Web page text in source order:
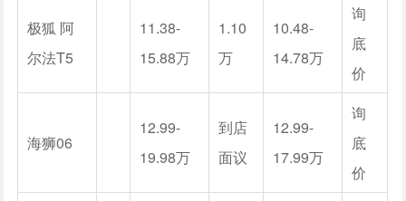
极狐 阿
尔法T5
11.38-
15.88万
1.10
万
10.48-
14.78万
询
底
价
海狮06
12.99-
19.98万
到店
面议
12.99-
17.99万
询
底
价